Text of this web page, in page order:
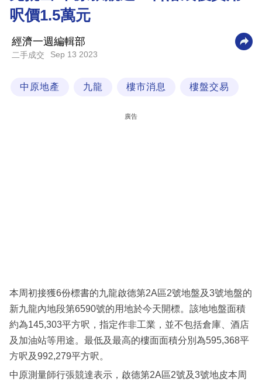
業
科
技
呎價1.5萬元
經濟一週編輯部
二手成交 Sep 13 2023
中原地產 九龍 樓市消息 樓盤交易
廣告
本周初接獲6份標書的九龍啟德第2A區2號地盤及3號地盤的
新九龍內地段第6590號的用地於今天開標。該地地盤面積
約為145,303平方呎，指定作非工業，並不包括倉庫、酒店
及加油站等用途。最低及最高的樓面面積分別為595,368平
方呎及992,279平方呎。
中原測量師行張競達表示，啟德第2A區2號及3號地皮本周